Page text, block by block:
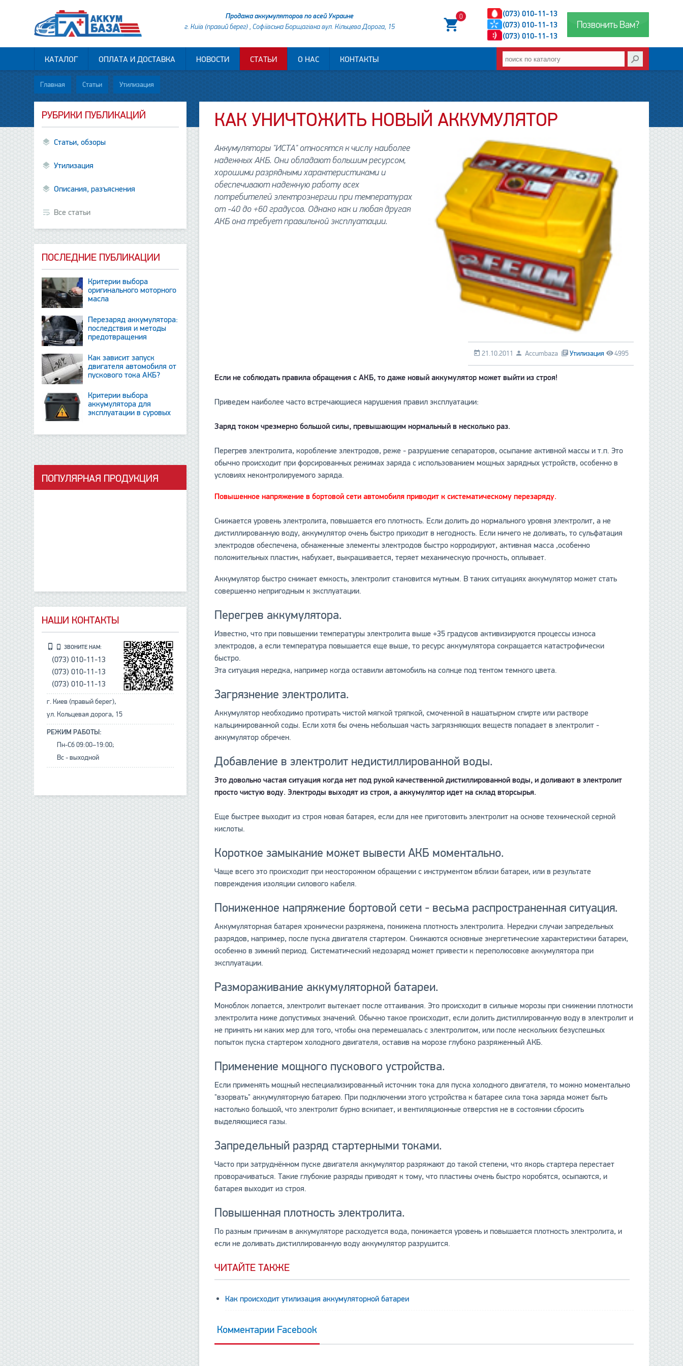
Позвонить Вам?
(073) 010-11-13
(073) 010-11-13
(073) 010-11-13
0
Продажа аккумуляторов по всей Украине
г. Київ (правий берег) , Софіївська Борщагівка вул. Кільцева Дорога, 15
КАТАЛОГ ОПЛАТА И ДОСТАВКА НОВОСТИ СТАТЬИ О НАС КОНТАКТЫ
Главная Статьи Утилизация
КАК УНИЧТОЖИТЬ НОВЫЙ АККУМУЛЯТОР
Аккумуляторы "ИСТА" относятся к числу наиболее
надежных АКБ. Они обладают большим ресурсом,
хорошими разрядными характеристиками и
обеспечивают надежную работу всех
потребителей электроэнергии при температурах
от -40 до +60 градусов. Однако как и любая другая
АКБ она требует правильной эксплуатации.
Утилизация 4995
21.10.2011 Accumbaza
Если не соблюдать правила обращения с АКБ, то даже новый аккумулятор может выйти из строя!
Приведем наиболее часто встречающиеся нарушения правил эксплуатации:
Заряд током чрезмерно большой силы, превышающим нормальный в несколько раз.
Перегрев электролита, коробление электродов, реже - разрушение сепараторов, осыпание активной массы и т.п. Это
обычно происходит при форсированных режимах заряда с использованием мощных зарядных устройств, особенно в
условиях неконтролируемого заряда.
Повышенное напряжение в бортовой сети автомобиля приводит к систематическому перезаряду.
Снижается уровень электролита, повышается его плотность. Если долить до нормального уровня электролит, а не
дистиллированную воду, аккумулятор очень быстро приходит в негодность. Если ничего не доливать, то сульфатация
электродов обеспечена, обнаженные элементы электродов быстро корродируют, активная масса ,особенно
положительных пластин, набухает, выкрашивается, теряет механическую прочность, оплывает.
Аккумулятор быстро снижает емкость, электролит становится мутным. В таких ситуациях аккумулятор может стать
совершенно непригодным к эксплуатации.
Перегрев аккумулятора.
Известно, что при повышении температуры электролита выше +35 градусов активизируются процессы износа
электродов, а если температура повышается еще выше, то ресурс аккумулятора сокращается катастрофически
быстро.
Эта ситуация нередка, например когда оставили автомобиль на солнце под тентом темного цвета.
Загрязнение электролита.
Аккумулятор необходимо протирать чистой мягкой тряпкой, смоченной в нашатырном спирте или растворе
кальцинированной соды. Если хотя бы очень небольшая часть загрязняющих веществ попадает в электролит -
аккумулятор обречен.
Добавление в электролит недистиллированной воды.
Это довольно частая ситуация когда нет под рукой качественной дистиллированной воды, и доливают в электролит
просто чистую воду. Электроды выходят из строя, а аккумулятор идет на склад вторсырья.
Еще быстрее выходит из строя новая батарея, если для нее приготовить электролит на основе технической серной
кислоты.
Короткое замыкание может вывести АКБ моментально.
Чаще всего это происходит при неосторожном обращении с инструментом вблизи батареи, или в результате
повреждения изоляции силового кабеля.
Пониженное напряжение бортовой сети - весьма распространенная ситуация.
Аккумуляторная батарея хронически разряжена, понижена плотность электролита. Нередки случаи запредельных
разрядов, например, после пуска двигателя стартером. Снижаются основные энергетические характеристики батареи,
особенно в зимний период. Систематический недозаряд может привести к переполюсовке аккумулятора при
эксплуатации.
Размораживание аккумуляторной батареи.
Моноблок лопается, электролит вытекает после оттаивания. Это происходит в сильные морозы при снижении плотности
электролита ниже допустимых значений. Обычно такое происходит, если долить дистиллированную воду в электролит и
не принять ни каких мер для того, чтобы она перемешалась с электролитом, или после нескольких безуспешных
попыток пуска стартером холодного двигателя, оставив на морозе глубоко разряженный АКБ.
Применение мощного пускового устройства.
Если применять мощный неспециализированный источник тока для пуска холодного двигателя, то можно моментально
"взорвать" аккумуляторную батарею. При подключении этого устройства к батарее сила тока заряда может быть
настолько большой, что электролит бурно вскипает, и вентиляционные отверстия не в состоянии сбросить
выделяющиеся газы.
Запредельный разряд стартерными токами.
Часто при затруднённом пуске двигателя аккумулятор разряжают до такой степени, что якорь стартера перестает
проворачиваться. Такие глубокие разряды приводят к тому, что пластины очень быстро коробятся, осыпаются, и
батарея выходит из строя.
Повышенная плотность электролита.
По разным причинам в аккумуляторе расходуется вода, понижается уровень и повышается плотность электролита, и
если не доливать дистиллированную воду аккумулятор разрушится.
ЧИТАЙТЕ ТАКЖЕ
Как происходит утилизация аккумуляторной батареи
Комментарии Facebook
РУБРИКИ ПУБЛИКАЦИЙ
Статьи, обзоры
Утилизация
Описания, разъяснения
Все статьи
ПОСЛЕДНИЕ ПУБЛИКАЦИИ
Критерии выбора
оригинального моторного
масла
Перезаряд аккумулятора:
последствия и методы
предотвращения
Как зависит запуск
двигателя автомобиля от
пускового тока АКБ?
Критерии выбора
аккумулятора для
эксплуатации в суровых
ПОПУЛЯРНАЯ ПРОДУКЦИЯ
данные отсутствуют
НАШИ КОНТАКТЫ
ЗВОНИТЕ НАМ:
(073) 010-11-13
(073) 010-11-13
(073) 010-11-13
г. Киев (правый берег),
ул. Кольцевая дорога, 15
РЕЖИМ РАБОТЫ:
Пн-Сб 09:00–19:00;
Вс - выходной